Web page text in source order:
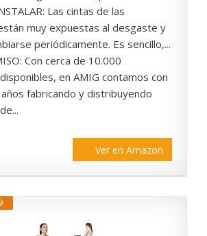
Las cintas de las
muy expuestas al desgaste y
periódicamente. Es sencillo,...
Con cerca de 10.000
en AMIG contamos con
fabricando y distribuyendo
Ver en Amazon